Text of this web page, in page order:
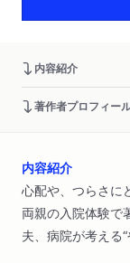
内容紹介
著作者プロフィー
内容紹介
心配や、つらさに
両親の入院体験で
夫、病院が考える